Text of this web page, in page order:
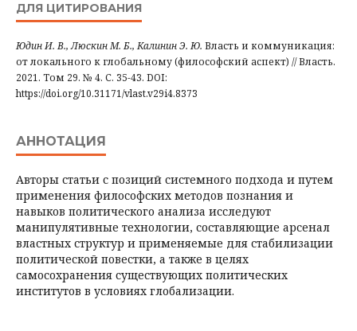
ДЛЯ ЦИТИРОВАНИЯ
Юдин И. В., Люскин М. Б., Калинин Э. Ю. Власть и коммуникация:
от локального к глобальному (философский аспект) // Власть.
2021. Том 29. № 4. С. 35-43. DOI:
https://doi.org/10.31171/vlast.v29i4.8373
АННОТАЦИЯ
Авторы статьи с позиций системного подхода и путем
применения философских методов познания и
навыков политического анализа исследуют
манипулятивные технологии, составляющие арсенал
властных структур и применяемые для стабилизации
политической повестки, а также в целях
самосохранения существующих политических
институтов в условиях глобализации.